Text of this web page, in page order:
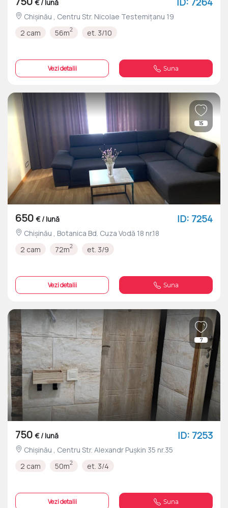
€ / lună
Chișinău , Centru Str. Nicolae Testemițanu 19
2 cam
56m2 et. 3/10
Vezi detalii Suna
15
650 € / lună ID: 7254
Chișinău , Botanica Bd. Cuza Vodă 18 nr.18
2 cam
72m2 et. 3/9
Vezi detalii Suna
7
750 € / lună ID: 7253
Chișinău , Centru Str. Alexandr Pușkin 35 nr.35
2 cam
50m2 et. 3/4
Vezi detalii Suna